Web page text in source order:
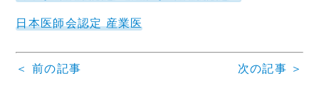
日本医師会認定 産業医
＜ 前の記事 次の記事 ＞